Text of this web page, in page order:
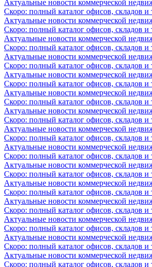
Актуальные новости коммерческой
Скоро: полный каталог офисов, складов
Актуальные новости коммерческой
Скоро: полный каталог офисов, складов
Актуальные новости коммерческой
Скоро: полный каталог офисов, складов
Актуальные новости коммерческой
Скоро: полный каталог офисов, складов
Актуальные новости коммерческой
Скоро: полный каталог офисов, складов
Актуальные новости коммерческой
Скоро: полный каталог офисов, складов
Актуальные новости коммерческой
Скоро: полный каталог офисов, складов
Актуальные новости коммерческой
Скоро: полный каталог офисов, складов
Актуальные новости коммерческой
Скоро: полный каталог офисов, складов
Актуальные новости коммерческой
Скоро: полный каталог офисов, складов
Актуальные новости коммерческой
Скоро: полный каталог офисов, складов
Актуальные новости коммерческой
Скоро: полный каталог офисов, складов
Актуальные новости коммерческой
Скоро: полный каталог офисов, складов
Актуальные новости коммерческой
Скоро: полный каталог офисов, складов
Актуальные новости коммерческой
Скоро: полный каталог офисов, складов